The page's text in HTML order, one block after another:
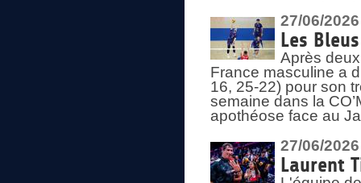
27/06/2026
Les
Après
France masculine a
16, 25-22) pour son
semaine dans la
apothéose face au
27/06/2026
Laurent